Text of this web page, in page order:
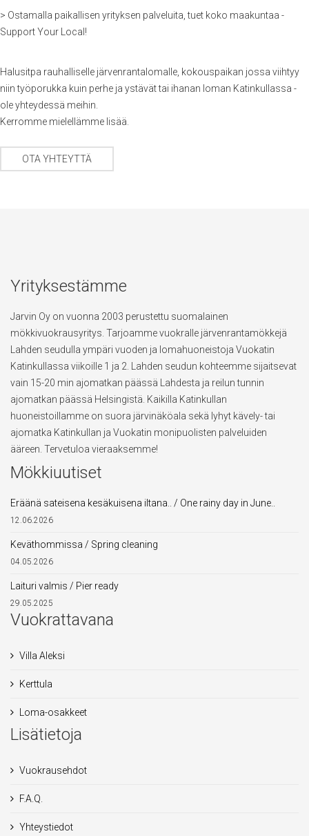
> Ostamalla paikallisen yrityksen palveluita, tuet koko maakuntaa -
Support Your Local!
Halusitpa rauhalliselle järvenrantalomalle, kokouspaikan jossa viihtyy
niin työporukka kuin perhe ja ystävät tai ihanan loman Katinkullassa -
ole yhteydessä meihin.
Kerromme mielellämme lisää.
OTA YHTEYTTÄ
Yrityksestämme
Jarvin Oy on vuonna 2003 perustettu suomalainen
mökkivuokrausyritys. Tarjoamme vuokralle järvenrantamökkejä
Lahden seudulla ympäri vuoden ja lomahuoneistoja Vuokatin
Katinkullassa viikoille 1 ja 2. Lahden seudun kohteemme sijaitsevat
vain 15-20 min ajomatkan päässä Lahdesta ja reilun tunnin
ajomatkan päässä Helsingistä. Kaikilla Katinkullan
huoneistoillamme on suora järvinäköala sekä lyhyt kävely- tai
ajomatka Katinkullan ja Vuokatin monipuolisten palveluiden
ääreen. Tervetuloa vieraaksemme!
Mökkiuutiset
Eräänä sateisena kesäkuisena iltana.. / One rainy day in June..
12.06.2026
Keväthommissa / Spring cleaning
04.05.2026
Laituri valmis / Pier ready
29.05.2025
Vuokrattavana
Villa Aleksi
Kerttula
Loma-osakkeet
Lisätietoja
Vuokrausehdot
F.A.Q.
Yhteystiedot